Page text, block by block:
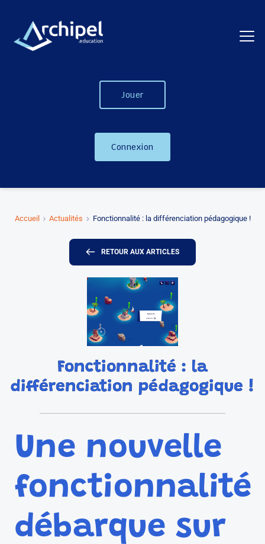
Jouer
Connexion
Accueil Actualités Fonctionnalité : la différenciation pédagogique !
RETOUR AUX ARTICLES
Fonctionnalité : la
différenciation pédagogique !
Une nouvelle
fonctionnalité
débarque sur